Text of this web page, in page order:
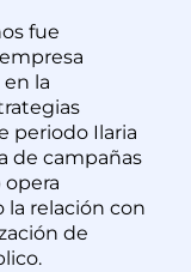
fue
la
periodo Ilaria
de campañas
opera
la relación con
de